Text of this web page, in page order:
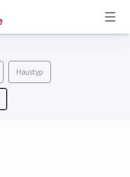
Haustyp